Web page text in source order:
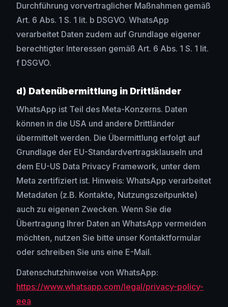
Durchführung vorvertraglicher Maßnahmen gemäß
Art. 6 Abs. 1 S. 1 lit. b DSGVO. WhatsApp
verarbeitet Daten zudem auf Grundlage eigener
berechtigter Interessen gemäß Art. 6 Abs. 1 S. 1 lit.
f DSGVO.
d) Datenübermittlung in Drittländer
WhatsApp ist Teil des Meta-Konzerns. Daten
können in die USA und andere Drittländer
übermittelt werden. Die Übermittlung erfolgt auf
Grundlage der EU-Standardvertragsklauseln und
dem EU-US Data Privacy Framework, unter dem
Meta zertifiziert ist. Hinweis: WhatsApp verarbeitet
Metadaten (z.B. Kontakte, Nutzungszeitpunkte)
auch zu eigenen Zwecken. Wenn Sie die
Übertragung Ihrer Daten an WhatsApp vermeiden
möchten, nutzen Sie bitte unser Kontaktformular
oder schreiben Sie uns eine E-Mail.
Datenschutzhinweise von WhatsApp:
https://www.whatsapp.com/legal/privacy-policy-
eea